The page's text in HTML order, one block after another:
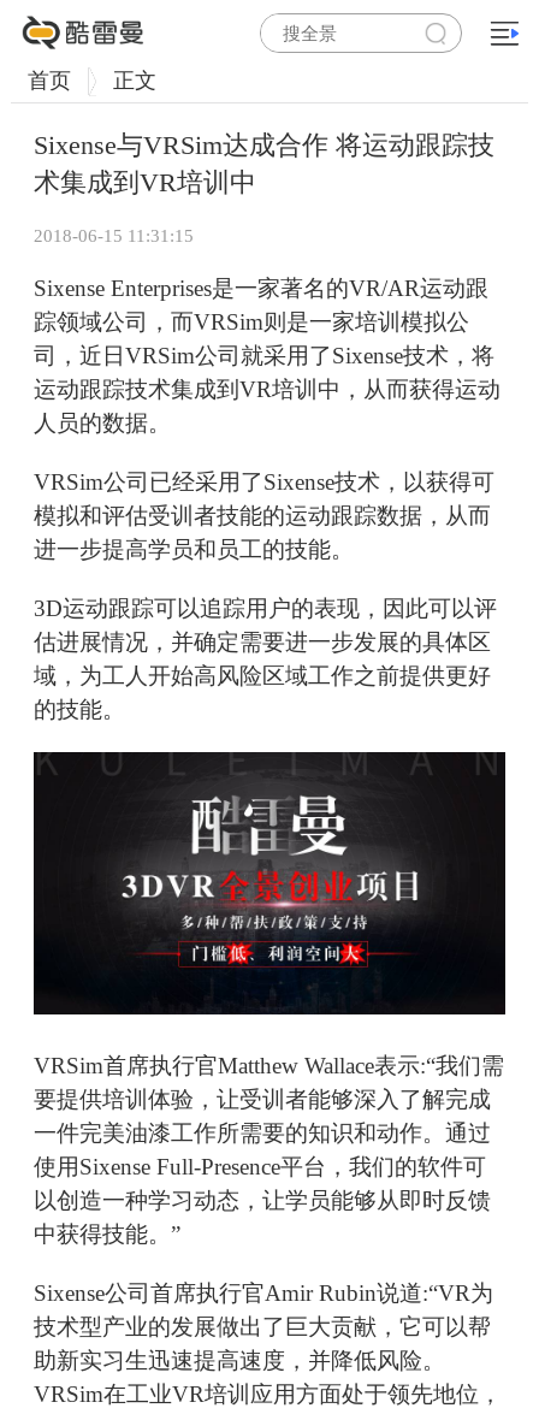
首页 正文
Sixense与VRSim达成合作 将运动跟踪技
术集成到VR培训中
2018-06-15 11:31:15
Sixense Enterprises是一家著名的VR/AR运动跟
踪领域公司，而VRSim则是一家培训模拟公
司，近日VRSim公司就采用了Sixense技术，将
运动跟踪技术集成到VR培训中，从而获得运动
人员的数据。
VRSim公司已经采用了Sixense技术，以获得可
模拟和评估受训者技能的运动跟踪数据，从而
进一步提高学员和员工的技能。
3D运动跟踪可以追踪用户的表现，因此可以评
估进展情况，并确定需要进一步发展的具体区
域，为工人开始高风险区域工作之前提供更好
的技能。
VRSim首席执行官Matthew Wallace表示:“我们需
要提供培训体验，让受训者能够深入了解完成
一件完美油漆工作所需要的知识和动作。通过
使用Sixense Full-Presence平台，我们的软件可
以创造一种学习动态，让学员能够从即时反馈
中获得技能。”
Sixense公司首席执行官Amir Rubin说道:“VR为
技术型产业的发展做出了巨大贡献，它可以帮
助新实习生迅速提高速度，并降低风险。
VRSim在工业VR培训应用方面处于领先地位，